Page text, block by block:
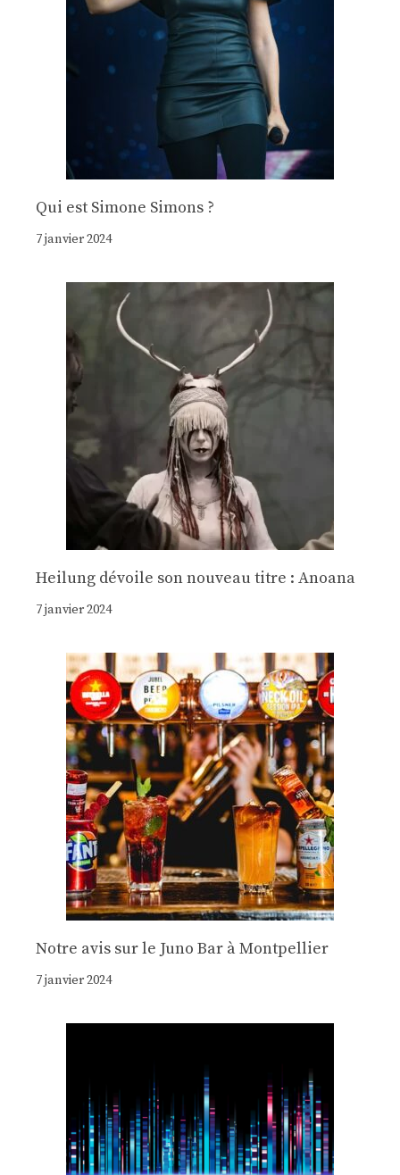
Qui est Simone Simons ?
7 janvier 2024
Heilung dévoile son nouveau titre : Anoana
7 janvier 2024
Notre avis sur le Juno Bar à Montpellier
7 janvier 2024